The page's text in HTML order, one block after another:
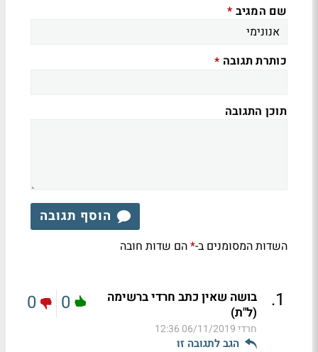
שם המגיב *
כותרת תגובה *
תוכן התגובה
הוסף תגובה
השדות המסומנים ב-*הם שדות חובה
1
.
בושה שאין כתב חרדי ברשימה
(ל"ת)
חרדי06/11/2019 12:36
הגב לתגובה זו
0
0